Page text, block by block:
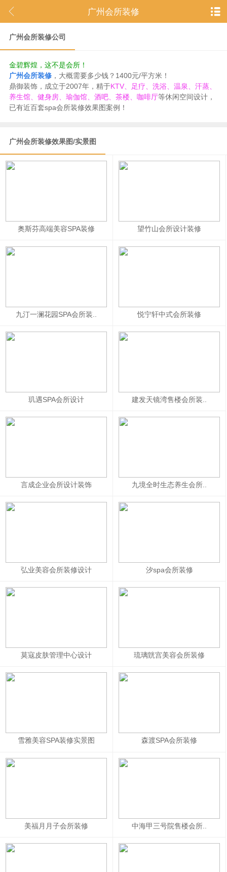
广州会所装修
广州会所装修公司
金碧辉煌，这不是会所！
广州会所装修，大概需要多少钱？1400元/平方米！
鼎御装饰，成立于2007年，精于KTV、足疗、洗浴、温泉、汗蒸、
养生馆、健身房、瑜伽馆、酒吧、茶楼、咖啡厅等休闲空间设计，
已有近百套spa会所装修效果图案例！
广州会所装修效果图/实景图
奥斯芬高端美容SPA装修 望竹山会所设计装修
九汀一澜花园SPA会所装.. 悦宁轩中式会所装修
玑遇SPA会所设计 建发天镜湾售楼会所装..
言成企业会所设计装饰 九境全时生态养生会所..
弘业美容会所装修设计 汐spa会所装修
莫寇皮肤管理中心设计 琉璃皝宫美容会所装修
雪雅美容SPA装修实景图 森渡SPA会所装修
美福月月子会所装修 中海甲三号院售楼会所..